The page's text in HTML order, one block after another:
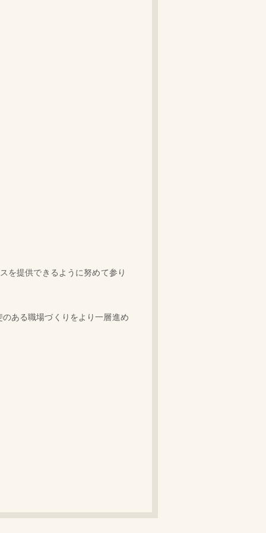
を提供できるように努めて参り
ある職場づくりをより一層進め